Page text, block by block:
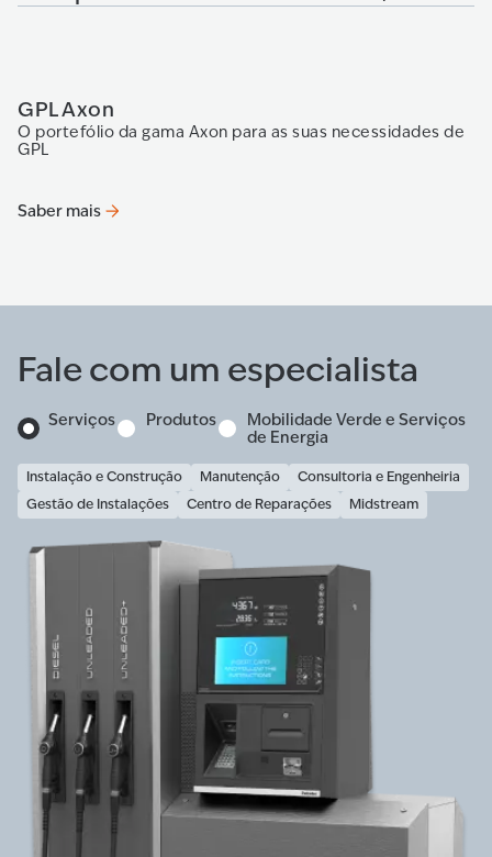
GPL Axon
O portefólio da gama Axon para as suas necessidades de
GPL
Saber mais
Fale com um especialista
Serviços Produtos
Mobilidade Verde e Serviços
de Energia
Instalação e Construção Manutenção
Consultoria e Engenheiria
Gestão de Instalações
Centro de Reparações Midstream